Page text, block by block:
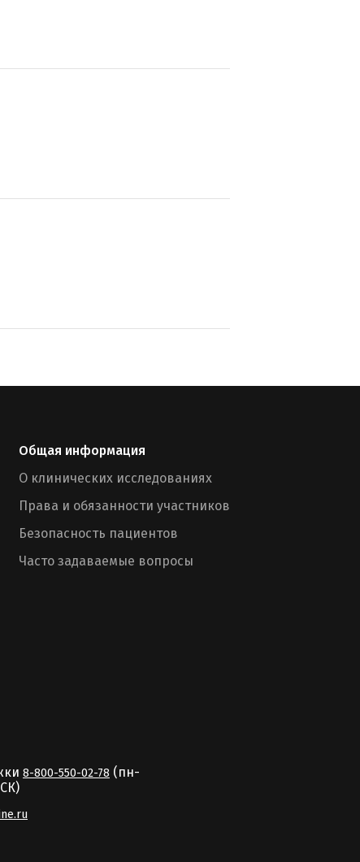
Общая информация
О клинических исследованиях
Права и обязанности участников
Безопасность пациентов
Часто задаваемые вопросы
8-800-550-02-78 (пн-